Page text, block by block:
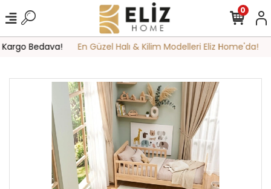
Bedava! En Güzel Halı & Kilim Modelleri Eliz Home'da!
0